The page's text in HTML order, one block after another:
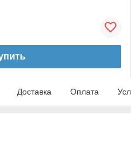
Доставка Оплата